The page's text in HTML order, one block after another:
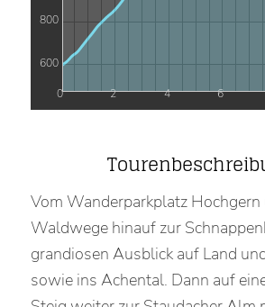
0 2 4 6
600
800
Vom Wanderparkplatz Hochgern
Waldwege hinauf zur
grandiosen Ausblick auf Land
sowie ins Achental. Dann auf